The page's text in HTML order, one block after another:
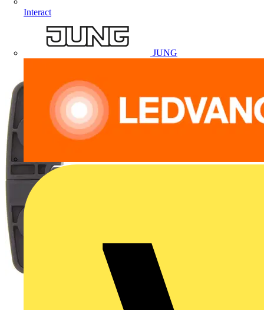
Interact
JUNG